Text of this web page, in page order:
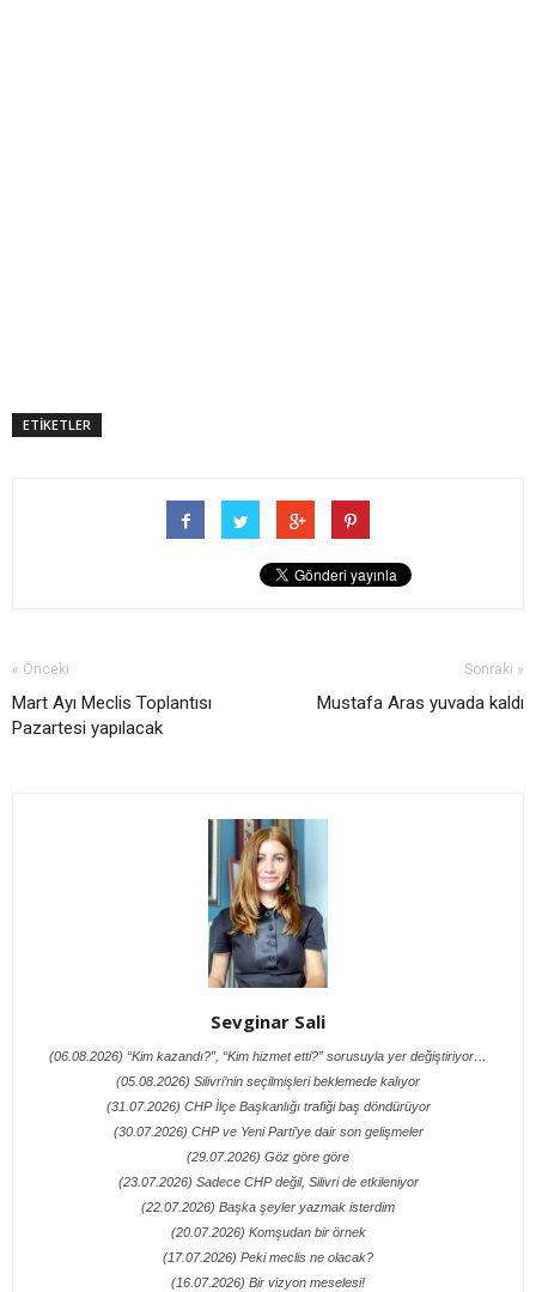
ETİKETLER
« Önceki
Mart Ayı Meclis Toplantısı
Pazartesi yapılacak
Sonraki »
Mustafa Aras yuvada kaldı
Sevginar Sali
(06.08.2026) “Kim kazandı?”, “Kim hizmet etti?” sorusuyla yer değiştiriyor…
(05.08.2026) Silivri’nin seçilmişleri beklemede kalıyor
(31.07.2026) CHP İlçe Başkanlığı trafiği baş döndürüyor
(30.07.2026) CHP ve Yeni Parti’ye dair son gelişmeler
(29.07.2026) Göz göre göre
(23.07.2026) Sadece CHP değil, Silivri de etkileniyor
(22.07.2026) Başka şeyler yazmak isterdim
(20.07.2026) Komşudan bir örnek
(17.07.2026) Peki meclis ne olacak?
(16.07.2026) Bir vizyon meselesi!